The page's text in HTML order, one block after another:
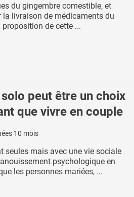
du gingembre comestible, et
la livraison de médicaments du
proposition de cette ...
peut être un choix
que vivre en couple
10 mois
seules mais avec une vie sociale
psychologique en
les personnes mariées, ...